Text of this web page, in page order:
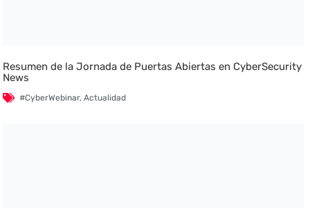
Resumen de la Jornada de Puertas Abiertas en CyberSecurity
News
#CyberWebinar,Actualidad